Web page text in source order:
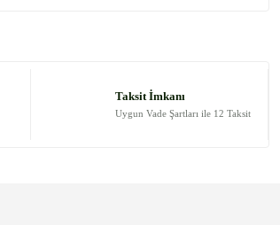
Taksit İmkanı
Uygun Vade Şartları ile 12 Taksit